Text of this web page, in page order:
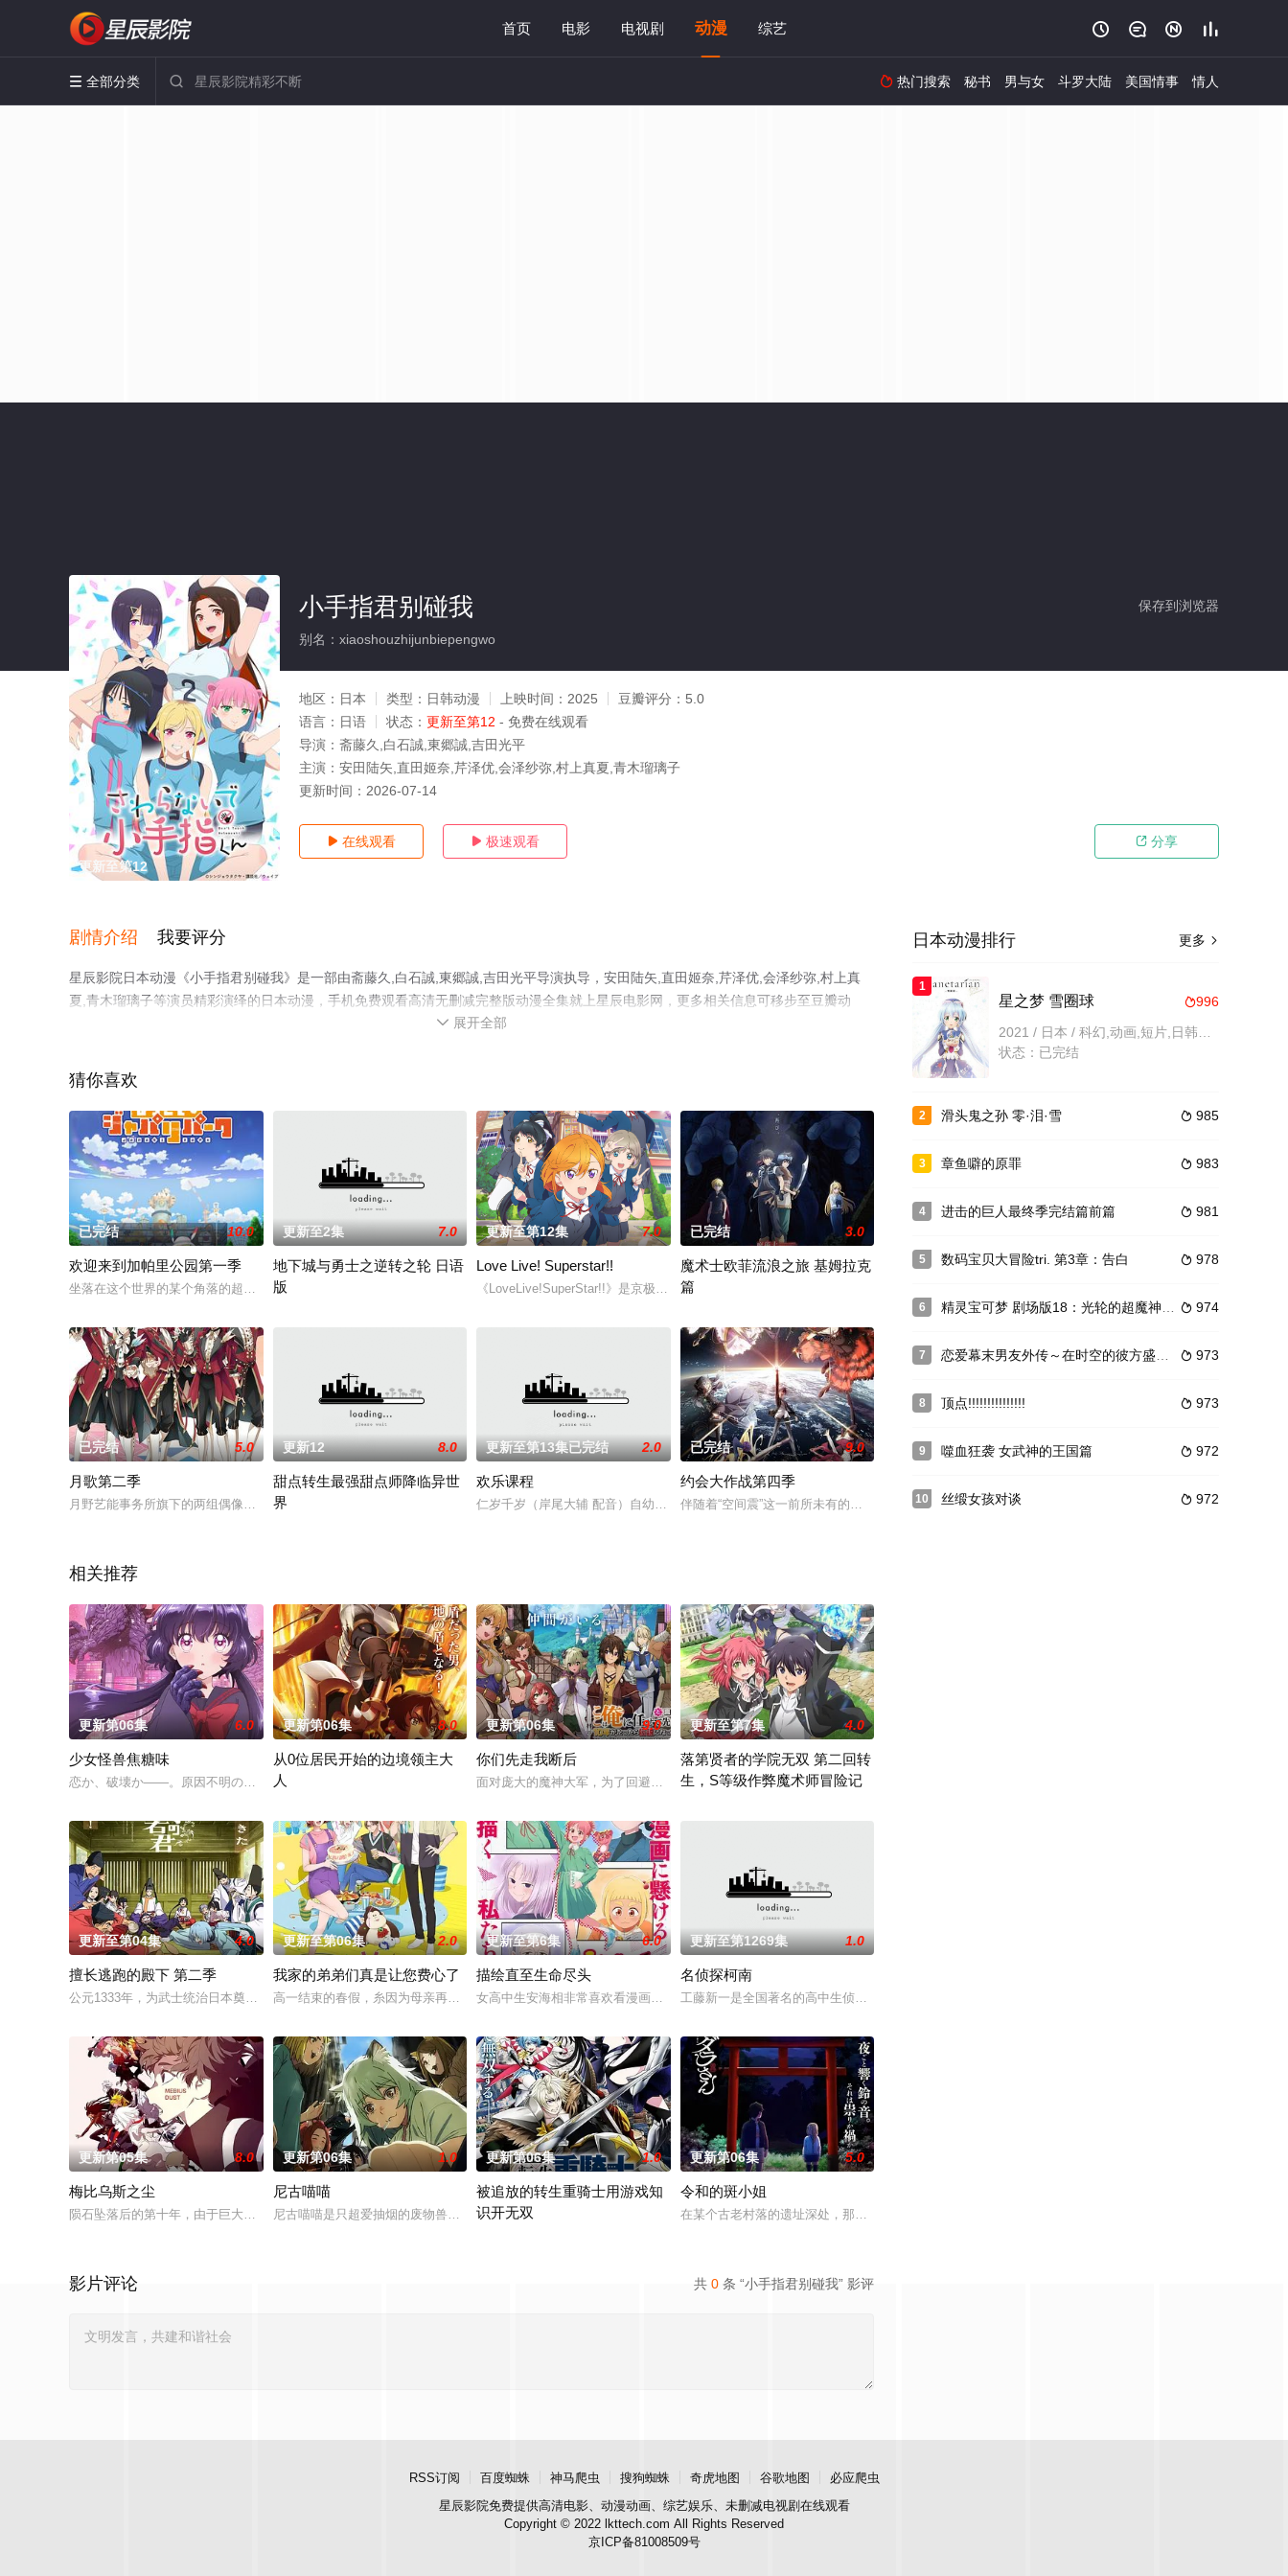
首页 电影 电视剧 动漫 综艺    
 全部分类   热门搜索 秘书 男与女 斗罗大陆 美国情事 情人
更新至第12
保存到浏览器
小手指君别碰我
别名：xiaoshouzhijunbiepengwo
地区： 日本 类型： 日韩动漫 上映时间： 2025 豆瓣评分： 5.0
语言： 日语 状态： 更新至第12 - 免费在线观看
导演： 斋藤久,白石誠,東郷誠,吉田光平
主演： 安田陆矢,直田姬奈,芹泽优,会泽纱弥,村上真夏,青木瑠璃子
更新时间： 2026-07-14
 在线观看  极速观看  分享
剧情介绍 我要评分
星辰影院日本动漫《小手指君别碰我》是一部由斋藤久,白石誠,東郷誠,吉田光平导演执导，安田陆矢,直田姬奈,芹泽优,会泽纱弥,村上真
夏,青木瑠璃子等演员精彩演绎的日本动漫，手机免费观看高清无删减完整版动漫全集就上星辰电影网，更多相关信息可移步至豆瓣动
 展开全部
猜你喜欢
已完结 10.0
欢迎来到加帕里公园第一季
坐落在这个世界的某个角落的超大型综合动物园「加帕里公园」，依靠着那里的神秘物质「砂之星」的力量，动物一个个都变
更新至2集 7.0
地下城与勇士之逆转之轮 日语
版
西岚为了改写魔界那场大战的结局踏上时空之旅，与一心寻找“鬼手”真相的鬼剑士天才结成盟友，共同历经了悲鸣洞穴，暗
更新至第12集 7.0
Love Live! Superstar!!
《LoveLive!SuperStar!!》是京极尚彦执导，花田十辉总编剧，SUNRISE负责制作的原创电视动
已完结 3.0
魔术士欧菲流浪之旅 基姆拉克
篇
最强魔术士，再临。「想要与我做个了断的话，就来基姆拉克吧」在义姐·阿莎莉留下的话语引导下，欧菲等人
已完结 5.0
月歌第二季
月野艺能事务所旗下的两组偶像团体―Six Gravity（通称：Gravi）与Procellarum（通称：P
更新12 8.0
甜点转生最强甜点师降临异世
界
更新至第13集已完结 2.0
欢乐课程
仁岁千岁（岸尾大辅 配音）自幼失去了父母，在孤儿院里长大，成人后，他住进了父母留给自己的房子里。偌大的屋子内，
已完结 9.0
约会大作战第四季
伴随着“空间震”这一前所未有的灾害，出现了一些称为“精灵”的神秘少女，对于拥有压倒性力量、被称为灾难的
相关推荐
更新第06集 6.0
少女怪兽焦糖味
恋か、破壊か――。原因不明の病に悩まされている女子高生?赤石黒絵（クロエ）。不器用で人との交流を避けて生きてき
更新第06集 8.0
从0位居民开始的边境领主大
人
更新第06集 9.0
你们先走我断后
面对庞大的魔神大军，为了回避全灭危机，勒库对伙伴们说出「这边交给我，你们先走吧！」， 一个人殿后对抗敌人大军，
更新至第7集 4.0
落第贤者的学院无双 第二回转
生，S等级作弊魔术师冒险记
更新至第04集 4.0
擅长逃跑的殿下 第二季
公元1333年，为武士统治日本奠定基石的镰仓幕府，因其所信任的幕臣——足利尊氏的谋反而宣告灭亡。 失去了一切、
更新至第06集 2.0
我家的弟弟们真是让您费心了
高一结束的春假，糸因为母亲再婚而搬家。但让她没想到的是，竟多了四个弟弟，令她大为震惊！虽然她全力想与新家人打好
更新至第6集 6.0
描绘直至生命尽头
女高中生安海相非常喜欢看漫画，尤其是 ☆野0 的《机器太与狸太》。国文老师手岛斥责她是浪费生命、声称漫画都是虚
更新至第1269集 1.0
名侦探柯南
工藤新一是全国著名的高中生侦探，在一次追查黑衣人犯罪团伙时不幸被团伙成员发现，击晕后喂了神奇的药
更新第05集 8.0
梅比乌斯之尘
陨石坠落后的第十年，由于巨大结晶释放出的神秘粒子“梅比乌斯之尘”的影响，一部分孩子获得了名为“拉姆斯”的特殊能
更新第06集 1.0
尼古喵喵
尼古喵喵是只超爱抽烟的废物兽人！因为缺乏伦理与卫生观念，不是把烟头往窗外乱丢，就是对人乱吐口水，偶尔还会做出一
更新第06集 1.0
被追放的转生重骑士用游戏知
识开无双
更新第06集 5.0
令和的斑小姐
在某个古老村落的遗址深处，那一片禁止入内的区域里，存在着被口口相传为“窥之生厄、亵之招祟”的“不可触
共 0 条 “小手指君别碰我” 影评
影片评论
更多 
日本动漫排行
1
996
星之梦 雪圈球
状态：已完结
2  985
滑头鬼之孙 零·泪·雪
3  983
章鱼噼的原罪
4  981
进击的巨人最终季完结篇前篇
5  978
数码宝贝大冒险tri. 第3章：告白
6  974
精灵宝可梦 剧场版18：光轮的超魔神胡帕
7  973
恋爱幕末男友外传～在时空的彼方盛开之恋～
8  973
顶点!!!!!!!!!!!!!!!
9  972
噬血狂袭 女武神的王国篇
10  972
丝缎女孩对谈
RSS订阅 百度蜘蛛 神马爬虫 搜狗蜘蛛 奇虎地图 谷歌地图
必应爬虫
星辰影院免费提供高清电影、动漫动画、综艺娱乐、未删减电视剧在线观看
Copyright © 2022 lkttech.com All Rights Reserved
京ICP备81008509号